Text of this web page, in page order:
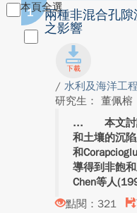
本頁全選
1
兩種非混合孔
之影響
/ 水利及海洋工
研究生： 董佩榕
本文討
和土壤的沉
和
導得到非飽
Chen等人
點閱：321